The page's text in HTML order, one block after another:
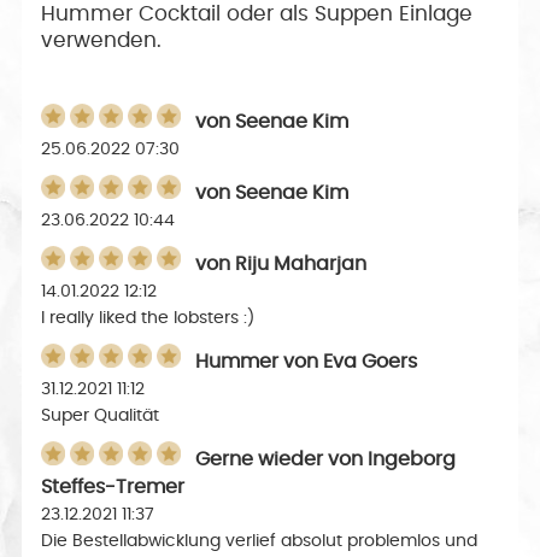
Hummer Cocktail oder als Suppen Einlage
verwenden.
von Seenae Kim
25.06.2022 07:30
von Seenae Kim
23.06.2022 10:44
von Riju Maharjan
14.01.2022 12:12
I really liked the lobsters :)
Hummervon Eva Goers
31.12.2021 11:12
Super Qualität
Gerne wiedervon Ingeborg
Steffes-Tremer
23.12.2021 11:37
Die Bestellabwicklung verlief absolut problemlos und